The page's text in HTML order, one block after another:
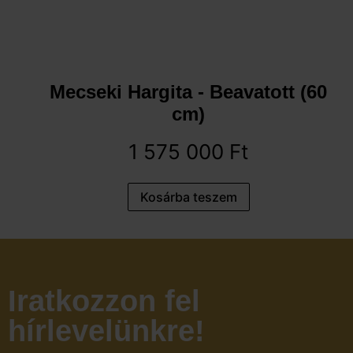
Mecseki Hargita - Beavatott (60
cm)
1 575 000 Ft
Kosárba teszem
Iratkozzon fel
hírlevelünkre!